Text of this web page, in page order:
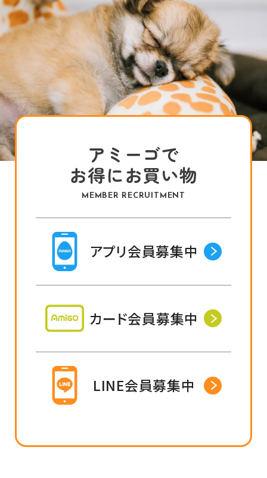
アミーゴで
お得にお買い物
MEMBER RECRUITMENT
アプリ会員募集中
カード会員募集中
LINE会員募集中